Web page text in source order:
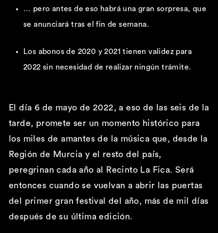
… pero antes de eso habrá una gran sorpresa, que
se anunciará tras el fin de semana.
Los abonos de 2020 y 2021 tienen validez para
2022 sin necesidad de realizar ningún trámite.
El día 6 de mayo de 2022, a eso de las seis de la
tarde, promete ser un momento histórico para
los miles de amantes de la música que, desde la
Región de Murcia y el resto del país,
peregrinan cada año al Recinto La Fica. Será
entonces cuando se vuelvan a abrir las puertas
del primer gran festival del año, más de mil días
después de su última edición.